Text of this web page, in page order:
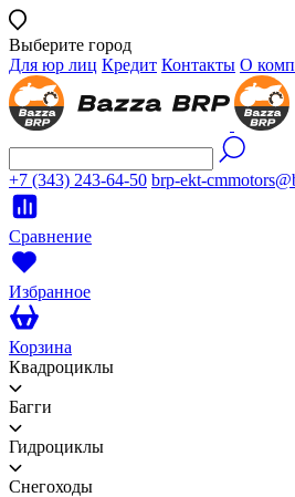
Выберите город
Для юр лиц Кредит Контакты О
+7 (343) 243-64-50 brp-ekt-
Сравнение
Избранное
Корзина
Квадроциклы
Багги
Гидроциклы
Снегоходы